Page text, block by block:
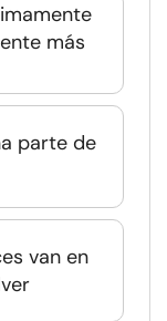
más
parte de
van en